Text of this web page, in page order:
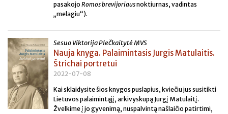
pasakojo Romos brevijoriausnoktiurnas, vadintas
„melagiu“).
Sesuo Viktorija Plečkaitytė MVS
Nauja knyga. Palaimintasis Jurgis Matulaitis.
Štrichai portretui
2022-07-08
Kai sklaidysite šios knygos puslapius, kviečiu jus susitikti
Lietuvos palaimintąjį, arkivyskupą Jurgį Matulaitį.
Žvelkime į jo gyvenimą, nuspalvintą našlaičio patirtimi,